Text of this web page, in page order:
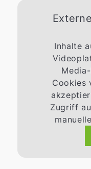
Inhalte
Cookies
Zugriff